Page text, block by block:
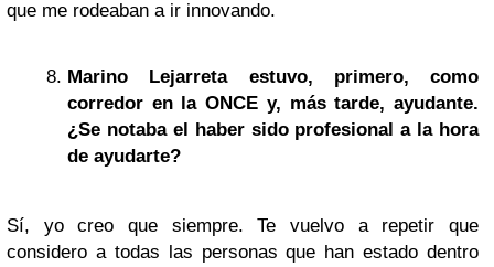
que me rodeaban a ir innovando.
Marino Lejarreta estuvo, primero, como
corredor en la ONCE y, más tarde, ayudante.
¿Se notaba el haber sido profesional a la hora
de ayudarte?
Sí, yo creo que siempre. Te vuelvo a repetir que
considero a todas las personas que han estado dentro